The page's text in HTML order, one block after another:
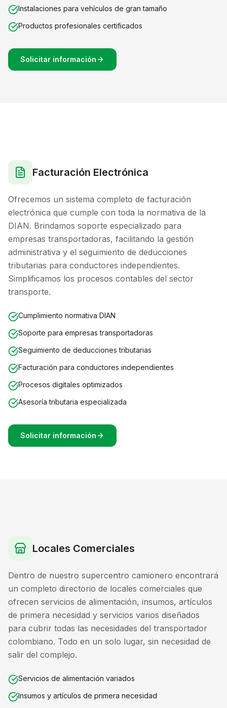
Instalaciones para vehículos de gran tamaño
Productos profesionales certificados
Solicitar información
Facturación Electrónica
Ofrecemos un sistema completo de facturación
electrónica que cumple con toda la normativa de la
DIAN. Brindamos soporte especializado para
empresas transportadoras, facilitando la gestión
administrativa y el seguimiento de deducciones
tributarias para conductores independientes.
Simplificamos los procesos contables del sector
transporte.
Cumplimiento normativa DIAN
Soporte para empresas transportadoras
Seguimiento de deducciones tributarias
Facturación para conductores independientes
Procesos digitales optimizados
Asesoría tributaria especializada
Solicitar información
Locales Comerciales
Dentro de nuestro supercentro camionero encontrará
un completo directorio de locales comerciales que
ofrecen servicios de alimentación, insumos, artículos
de primera necesidad y servicios varios diseñados
para cubrir todas las necesidades del transportador
colombiano. Todo en un solo lugar, sin necesidad de
salir del complejo.
Servicios de alimentación variados
Insumos y artículos de primera necesidad